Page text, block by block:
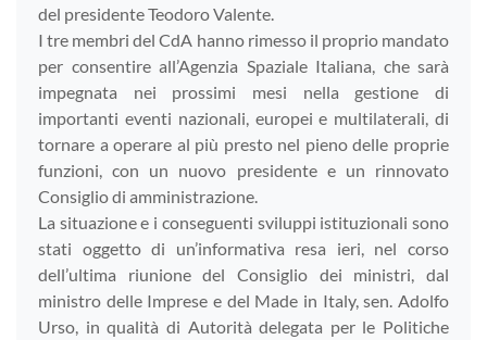
del presidente Teodoro Valente.
I tre membri del CdA hanno rimesso il proprio mandato
per consentire all’Agenzia Spaziale Italiana, che sarà
impegnata nei prossimi mesi nella gestione di
importanti eventi nazionali, europei e multilaterali, di
tornare a operare al più presto nel pieno delle proprie
funzioni, con un nuovo presidente e un rinnovato
Consiglio di amministrazione.
La situazione e i conseguenti sviluppi istituzionali sono
stati oggetto di un’informativa resa ieri, nel corso
dell’ultima riunione del Consiglio dei ministri, dal
ministro delle Imprese e del Made in Italy, sen. Adolfo
Urso, in qualità di Autorità delegata per le Politiche